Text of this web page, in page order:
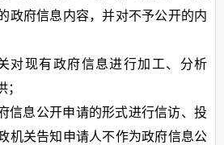
政府信息内容，并对不予公开的内
对现有政府信息进行加工、分析
信息公开申请的形式进行信访、投
机关告知申请人不作为政府信息公